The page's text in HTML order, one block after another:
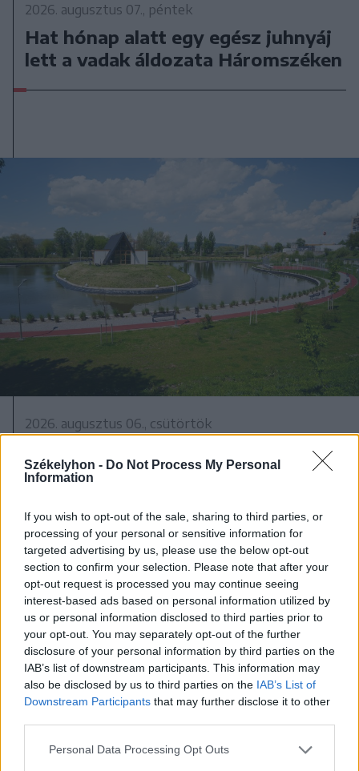
Székelyhon - Do Not Process My Personal
Information
If you wish to opt-out of the sale, sharing to third parties, or
processing of your personal or sensitive information for
targeted advertising by us, please use the below opt-out
section to confirm your selection. Please note that after your
opt-out request is processed you may continue seeing
interest-based ads based on personal information utilized by
us or personal information disclosed to third parties prior to
your opt-out. You may separately opt-out of the further
disclosure of your personal information by third parties on the
IAB’s list of downstream participants. This information may
also be disclosed by us to third parties on the IAB’s List of
Downstream Participants that may further disclose it to other
Personal Data Processing Opt Outs
2026. augusztus 07., péntek
Hat hónap alatt egy egész juhnyáj
lett a vadak áldozata Háromszéken
2026. augusztus 06., csütörtök
negyedben: panaszok és igények a